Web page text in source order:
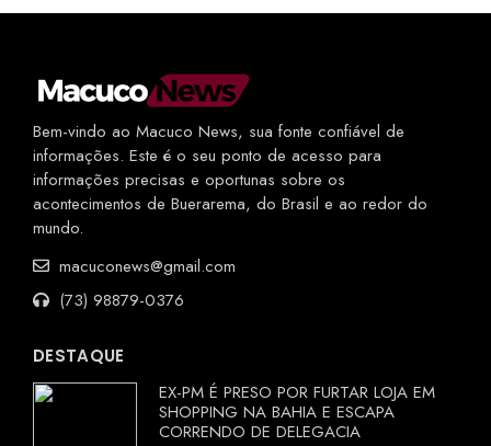
Bem-vindo ao Macuco News, sua fonte confiável de
informações. Este é o seu ponto de acesso para
informações precisas e oportunas sobre os
acontecimentos de Buerarema, do Brasil e ao redor do
mundo.
macuconews@gmail.com
(73) 98879-0376
DESTAQUE
EX-PM É PRESO POR FURTAR LOJA EM
SHOPPING NA BAHIA E ESCAPA
CORRENDO DE DELEGACIA